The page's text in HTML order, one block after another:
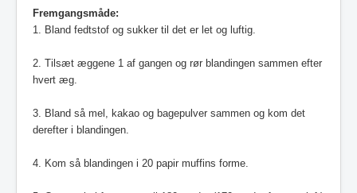
Fremgangsmåde:
1. Bland fedtstof og sukker til det er let og luftig.
2. Tilsæt æggene 1 af gangen og rør blandingen sammen efter
hvert æg.
3. Bland så mel, kakao og bagepulver sammen og kom det
derefter i blandingen.
4. Kom så blandingen i 20 papir muffins forme.